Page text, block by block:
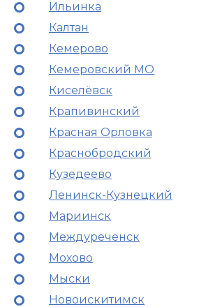
Ильинка
Калтан
Кемерово
Кемеровский МО
Киселёвск
Крапивинский
Красная Орловка
Краснобродский
Кузедеево
Ленинск-Кузнецкий
Мариинск
Междуреченск
Мохово
Мыски
Новоискитимск